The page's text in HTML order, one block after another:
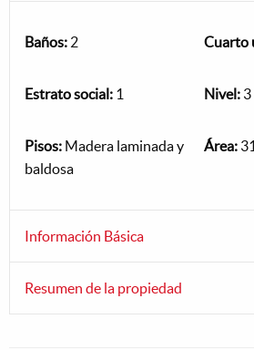
Baños: 2 Cuarto
Estrato social: 1 Nivel: 3
Pisos: Madera laminada y
baldosa
Área:
Información Básica
Resumen de la propiedad